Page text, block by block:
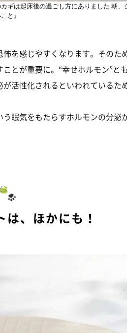
ギは起床後の過ごし方にありました 朝、
と』
を感じやすくなります。そのた
とが重要に。“幸せホルモン”と
活性化されるといわれているた
眠気をもたらすホルモンの分泌
、ほかにも！